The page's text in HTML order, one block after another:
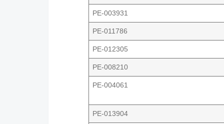
PE-003931
PE-011786
PE-012305
PE-008210
PE-004061
PE-013904